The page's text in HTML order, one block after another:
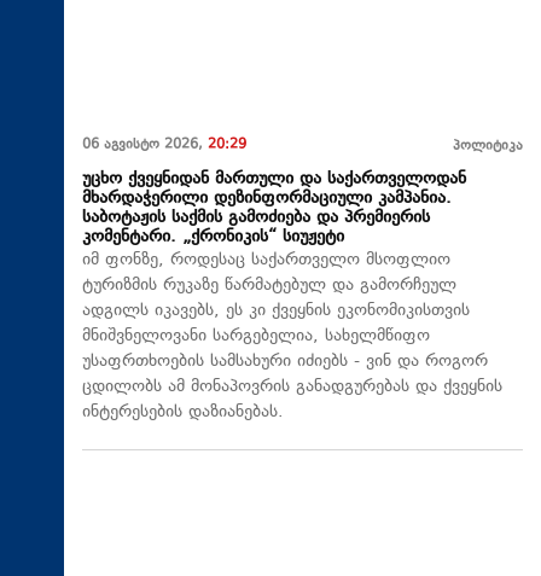
06 აგვისტო 2026, 20:29 პოლიტიკა
უცხო ქვეყნიდან მართული და საქართველოდან
მხარდაჭერილი დეზინფორმაციული კამპანია.
საბოტაჟის საქმის გამოძიება და პრემიერის
კომენტარი. „ქრონიკის“ სიუჟეტი
იმ ფონზე, როდესაც საქართველო მსოფლიო
ტურიზმის რუკაზე წარმატებულ და გამორჩეულ
ადგილს იკავებს, ეს კი ქვეყნის ეკონომიკისთვის
მნიშვნელოვანი სარგებელია, სახელმწიფო
უსაფრთხოების სამსახური იძიებს - ვინ და როგორ
ცდილობს ამ მონაპოვრის განადგურებას და ქვეყნის
ინტერესების დაზიანებას.